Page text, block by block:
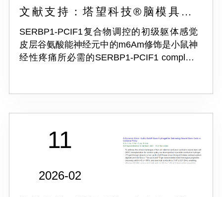
文献支持：塔望科技®脑模具ST-
1175
SERBP1-PCIF1复合物调控的初级躯体感觉
皮层谷氨酸能神经元中的m6Am修饰是小鼠神
经性疼痛所必需的SERBP1-PCIF1 complex-
somatos...
11
2026-02